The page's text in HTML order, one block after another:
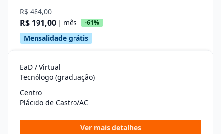
R$ 484,00
R$ 191,00 | mês -61%
Mensalidade grátis
EaD / Virtual
Tecnólogo (graduação)
Centro
Plácido de Castro/AC
Ver mais detalhes